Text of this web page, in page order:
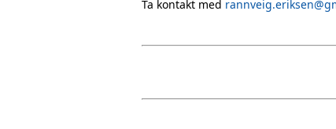
Ta kontakt med